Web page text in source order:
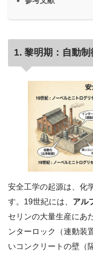
1. 黎明期：自動
安全工学の起源は、化
す。19世紀には、 アル
セリンの大量生産にあ
ンターロック（連動装
いコンクリートの壁（